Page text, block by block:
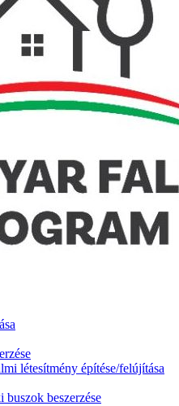
létesítmény építése/felújítása
buszok beszerzése